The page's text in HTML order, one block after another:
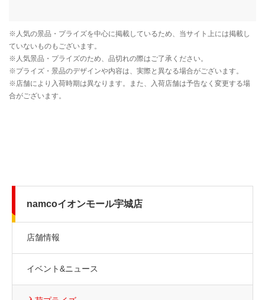
namcoイオンモール宇城店
店舗情報
イベント&ニュース